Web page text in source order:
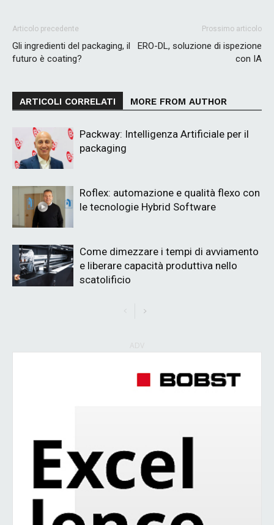
Articolo precedente
Gli ingredienti del packaging, il
futuro è coating?
Prossimo articolo
ERO-DL, soluzione di ispezione
con IA
ARTICOLI CORRELATI MORE FROM AUTHOR
Packway: Intelligenza Artificiale per il
packaging
Roflex: automazione e qualità flexo con
le tecnologie Hybrid Software
Come dimezzare i tempi di avviamento
e liberare capacità produttiva nello
scatolificio